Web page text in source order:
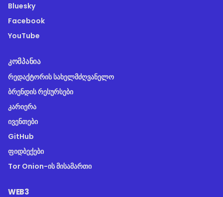
Bluesky
Facebook
YouTube
ᲙᲝᲛᲞᲐᲜᲘᲐ
რედაქტორის სახელმძღვანელო
ბრენდის რესურსები
კარიერა
ივენთები
GitHub
ფიდბექები
Tor Onion-ის მისამართი
WEB3